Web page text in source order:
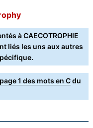
à CAECOTROPHIE
liés les uns aux autres
page 1 des mots en Cdu